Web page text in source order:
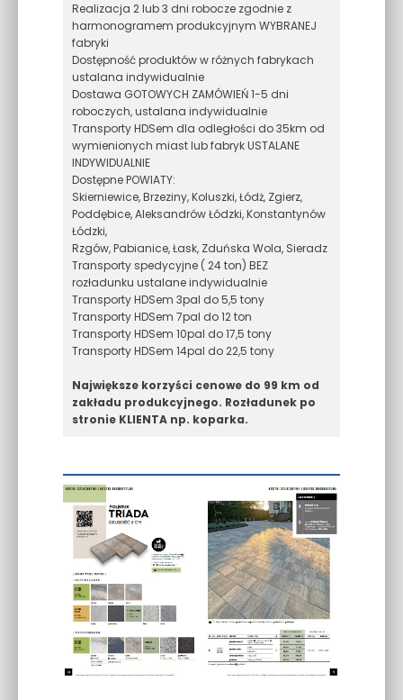
Realizacja 2 lub 3 dni robocze zgodnie z
harmonogramem produkcyjnym WYBRANEJ
fabryki
Dostępność produktów w różnych fabrykach
ustalana indywidualnie
Dostawa GOTOWYCH ZAMÓWIEŃ 1-5 dni
roboczych, ustalana indywidualnie
Transporty HDSem dla odległości do 35km od
wymienionych miast lub fabryk USTALANE
INDYWIDUALNIE
Dostępne POWIATY:
Skierniewice, Brzeziny, Koluszki, Łódż, Zgierz,
Poddębice, Aleksandrów Łódzki, Konstantynów
Łódzki,
Rzgów, Pabianice, Łask, Zduńska Wola, Sieradz
Transporty spedycyjne ( 24 ton) BEZ
rozładunku ustalane indywidualnie
Transporty HDSem 3pal do 5,5 tony
Transporty HDSem 7pal do 12 ton
Transporty HDSem 10pal do 17,5 tony
Transporty HDSem 14pal do 22,5 tony
Największe korzyści cenowe do 99 km od
zakładu produkcyjnego. Rozładunek po
stronie KLIENTA np. koparka.